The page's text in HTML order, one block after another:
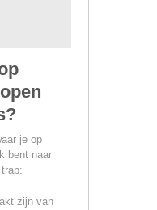
je op
bent naar
zijn van